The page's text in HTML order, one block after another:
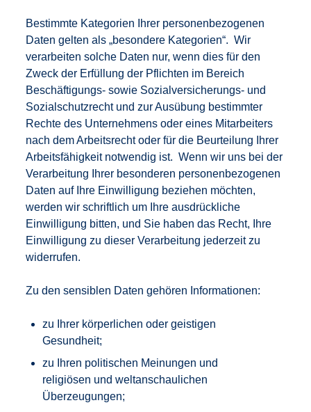
Bestimmte Kategorien Ihrer personenbezogenen
Daten gelten als „besondere Kategorien“. Wir
verarbeiten solche Daten nur, wenn dies für den
Zweck der Erfüllung der Pflichten im Bereich
Beschäftigungs- sowie Sozialversicherungs- und
Sozialschutzrecht und zur Ausübung bestimmter
Rechte des Unternehmens oder eines Mitarbeiters
nach dem Arbeitsrecht oder für die Beurteilung Ihrer
Arbeitsfähigkeit notwendig ist. Wenn wir uns bei der
Verarbeitung Ihrer besonderen personenbezogenen
Daten auf Ihre Einwilligung beziehen möchten,
werden wir schriftlich um Ihre ausdrückliche
Einwilligung bitten, und Sie haben das Recht, Ihre
Einwilligung zu dieser Verarbeitung jederzeit zu
widerrufen.
Zu den sensiblen Daten gehören Informationen:
zu Ihrer körperlichen oder geistigen
Gesundheit;
zu Ihren politischen Meinungen und
religiösen und weltanschaulichen
Überzeugungen;